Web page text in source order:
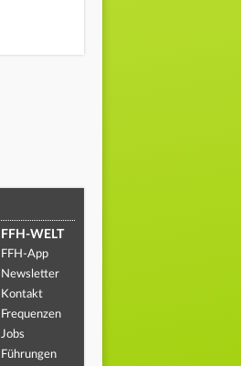
FFH-WELT
FFH-App
Newsletter
Kontakt
Frequenzen
Jobs
Führungen